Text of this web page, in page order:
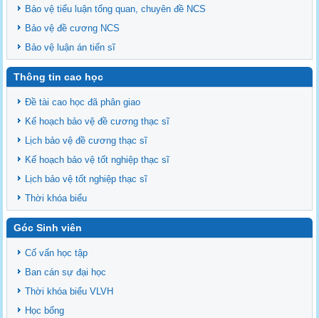
Bảo vệ tiểu luận tổng quan, chuyên đề NCS
Bảo vệ đề cương NCS
Bảo vệ luận án tiến sĩ
Thông tin cao học
Đề tài cao học đã phân giao
Kế hoạch bảo vệ đề cương thạc sĩ
Lịch bảo vệ đề cương thạc sĩ
Kế hoạch bảo vệ tốt nghiệp thạc sĩ
Lịch bảo vệ tốt nghiệp thạc sĩ
Thời khóa biểu
Góc Sinh viên
Cố vấn học tập
Ban cán sự đại học
Thời khóa biểu VLVH
Học bổng